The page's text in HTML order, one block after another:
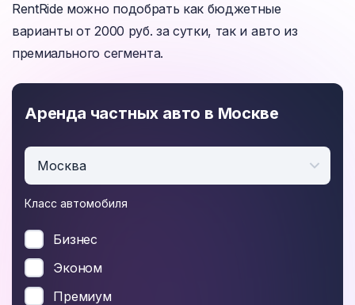
RentRide можно подобрать как бюджетные
варианты от 2000 руб. за сутки, так и авто из
премиального сегмента.
Аренда частных авто в Москве
Москва
Класс автомобиля
Бизнес
Эконом
Премиум